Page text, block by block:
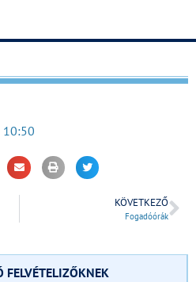
10:50
KÖVETKEZŐ
Fogadóórák
FELVÉTELIZŐKNEK